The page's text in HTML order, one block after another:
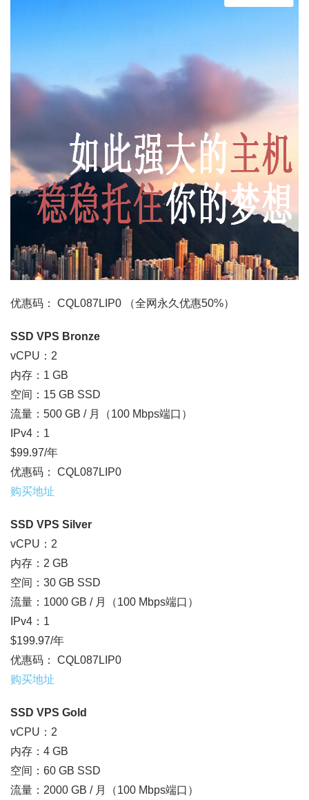
优惠码： CQL087LIP0 （全网永久优惠50%）
SSD VPS Bronze
vCPU：2
内存：1 GB
空间：15 GB SSD
流量：500 GB / 月（100 Mbps端口）
IPv4：1
$99.97/年
优惠码： CQL087LIP0
购买地址
SSD VPS Silver
vCPU：2
内存：2 GB
空间：30 GB SSD
流量：1000 GB / 月（100 Mbps端口）
IPv4：1
$199.97/年
优惠码： CQL087LIP0
购买地址
SSD VPS Gold
vCPU：2
内存：4 GB
空间：60 GB SSD
流量：2000 GB / 月（100 Mbps端口）